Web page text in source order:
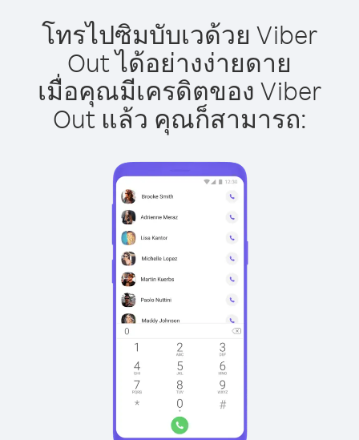
โทรไปซิมบับเวด้วย Viber
Out ได้อย่างง่ายดาย
เมื่อคุณมีเครดิตของ Viber
Out แล้ว คุณก็สามารถ: